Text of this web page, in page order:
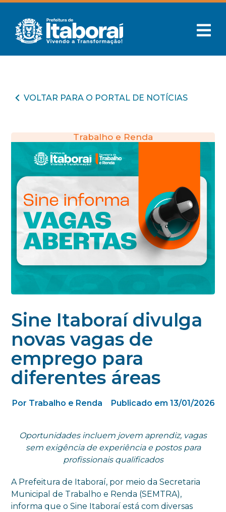
VOLTAR PARA O PORTAL DE NOTÍCIAS
Trabalho e Renda
Sine Itaboraí divulga
novas vagas de
emprego para
diferentes áreas
Por Trabalho e Renda Publicado em 13/01/2026
Oportunidades incluem jovem aprendiz, vagas
sem exigência de experiência e postos para
profissionais qualificados
A Prefeitura de Itaboraí, por meio da Secretaria
Municipal de Trabalho e Renda (SEMTRA),
informa que o Sine Itaboraí está com diversas